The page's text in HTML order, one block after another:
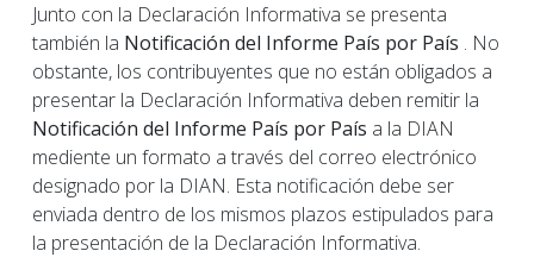
Junto con la Declaración Informativa se presenta
también la Notificación del Informe País por País . No
obstante, los contribuyentes que no están obligados a
presentar la Declaración Informativa deben remitir la
Notificación del Informe País por País a la DIAN
mediente un formato a través del correo electrónico
designado por la DIAN. Esta notificación debe ser
enviada dentro de los mismos plazos estipulados para
la presentación de la Declaración Informativa.